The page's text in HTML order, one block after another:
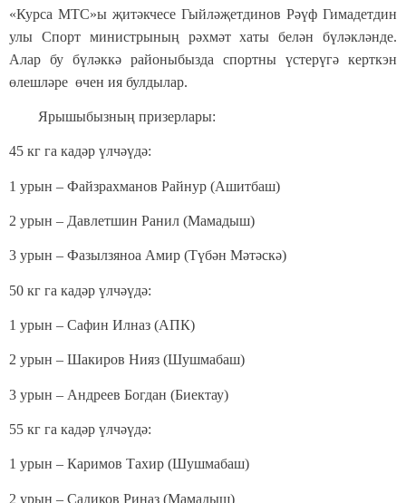
«Курса МТС»ы җитәкчесе Гыйләҗетдинов Рәүф Гимадетдин
улы Спорт министрының рәхмәт хаты белән бүләкләнде.
Алар бу бүләккә районыбызда спортны үстерүгә керткэн
өлешләре өчен ия булдылар.
Ярышыбызның призерлары:
45 кг га кадәр үлчәүдә:
1 урын – Файзрахманов Райнур (Ашитбаш)
2 урын – Давлетшин Ранил (Мамадыш)
3 урын – Фазылзяноа Амир (Түбән Мәтәскә)
50 кг га кадәр үлчәүдә:
1 урын – Сафин Илназ (АПК)
2 урын – Шакиров Нияз (Шушмабаш)
3 урын – Андреев Богдан (Биектау)
55 кг га кадәр үлчәүдә:
1 урын – Каримов Тахир (Шушмабаш)
2 урын – Садиков Риназ (Мамадыш)